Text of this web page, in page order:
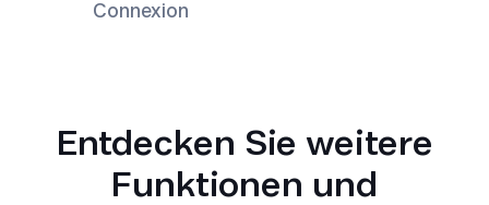
Connexion
Entdecken Sie weitere
Funktionen und